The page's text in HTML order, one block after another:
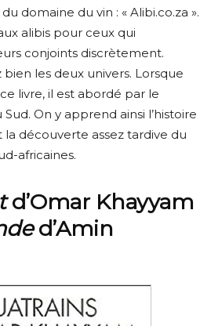
domaine du vin : « Alibi.co.za ».
alibis pour ceux qui
conjoints discrètement.
bien les deux univers. Lorsque
livre, il est abordé par le
On y apprend ainsi l’histoire
la découverte assez tardive du
africaines.
d’Omar Khayyam
d’Amin